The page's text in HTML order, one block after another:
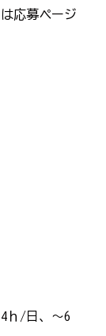
応募ページ
ｈ/日、～6